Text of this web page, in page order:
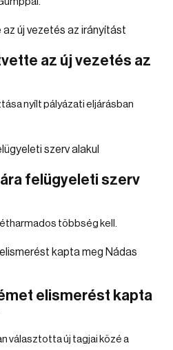
az új vezetés az
nyílt pályázati eljárásban
felügyeleti szerv
többség kell.
elismerést kapta
választotta új tagjai közé a